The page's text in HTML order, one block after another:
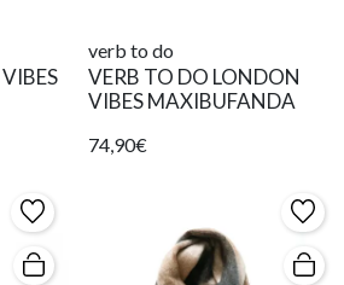
verb to do
VERB TO DO LONDON
VIBES MAXIBUFANDA
74,90€